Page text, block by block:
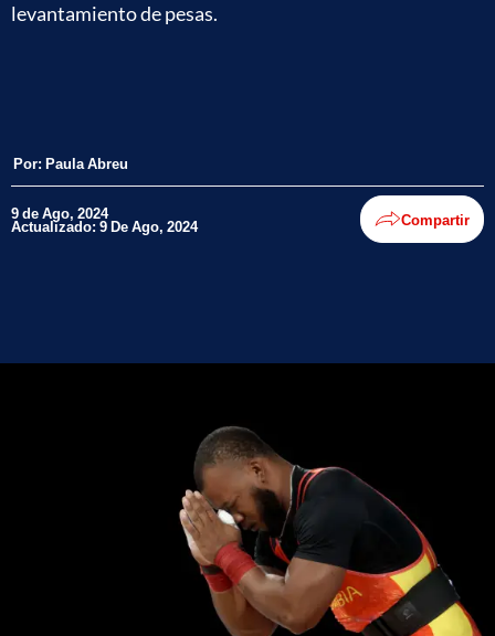
levantamiento de pesas.
Por: Paula Abreu
9 de Ago, 2024
Actualizado: 9 De Ago, 2024 Compartir